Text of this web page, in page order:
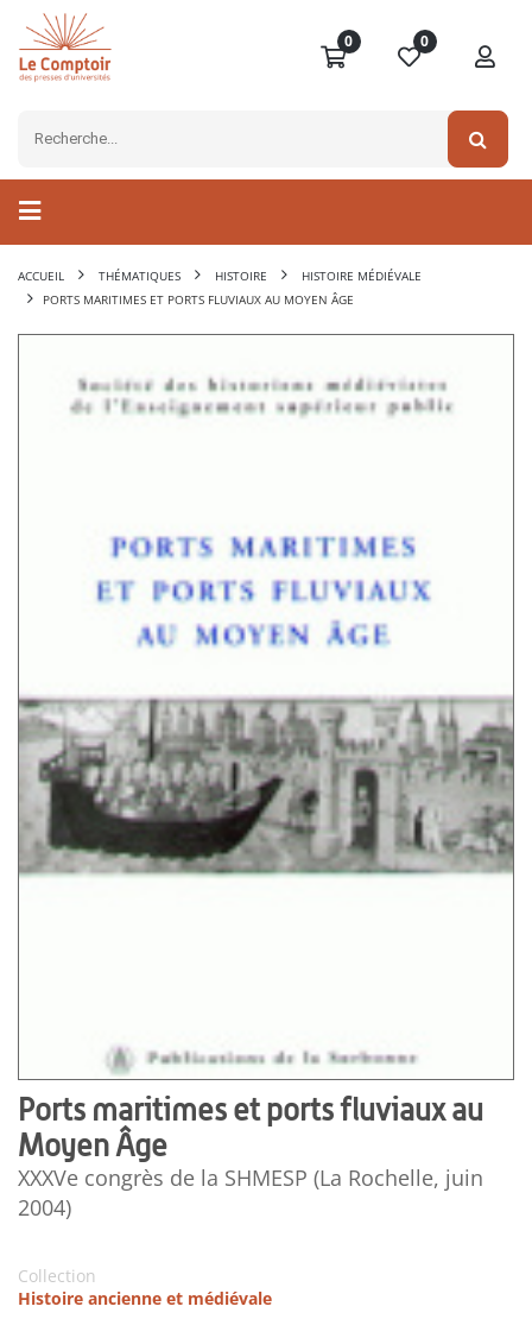
0 0
ACCUEIL THÉMATIQUES HISTOIRE
HISTOIRE MÉDIÉVALE
PORTS MARITIMES ET PORTS FLUVIAUX AU MOYEN ÂGE
Ports maritimes et ports fluviaux au
Moyen Âge
XXXVe congrès de la SHMESP (La Rochelle, juin
2004)
Collection
Histoire ancienne et médiévale